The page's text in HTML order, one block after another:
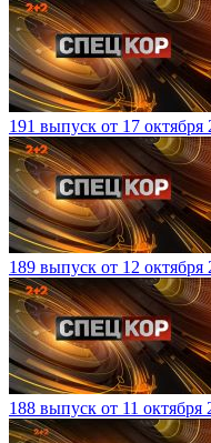
191 выпуск от 17 октября
189 выпуск от 12 октября
188 выпуск от 11 октября